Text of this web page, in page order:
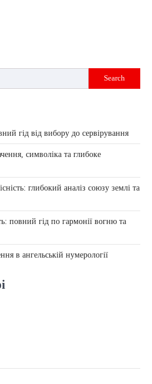
Search
гід від вибору до сервірування
символіка та глибоке
глибокий аналіз союзу землі та
повний гід по гармонії вогню та
в ангельській нумерології